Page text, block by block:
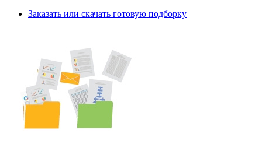
Заказать или скачать готовую подборку